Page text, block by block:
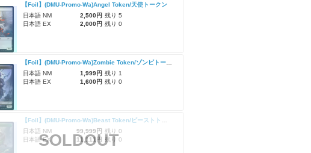
【Foil】(DMU-Promo-Wa)Angel Token/天使トークン
日本語 NM
2,500円 残り 5
日本語 EX
2,000円 残り 0
日本語 NM
1,999円 残り 1
日本語 EX
1,600円 残り 0
日本語 NM
99,999円 残り 0
日本語 EX
11,111円 残り 0
SOLDOUT